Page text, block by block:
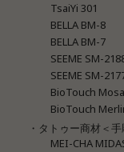
TsaiYi 301
BELLA BM-8
BELLA BM-7
SEEME SM-
SEEME SM-
BioTouch
BioTouch
・タトゥー商材＜
MEI-CHA